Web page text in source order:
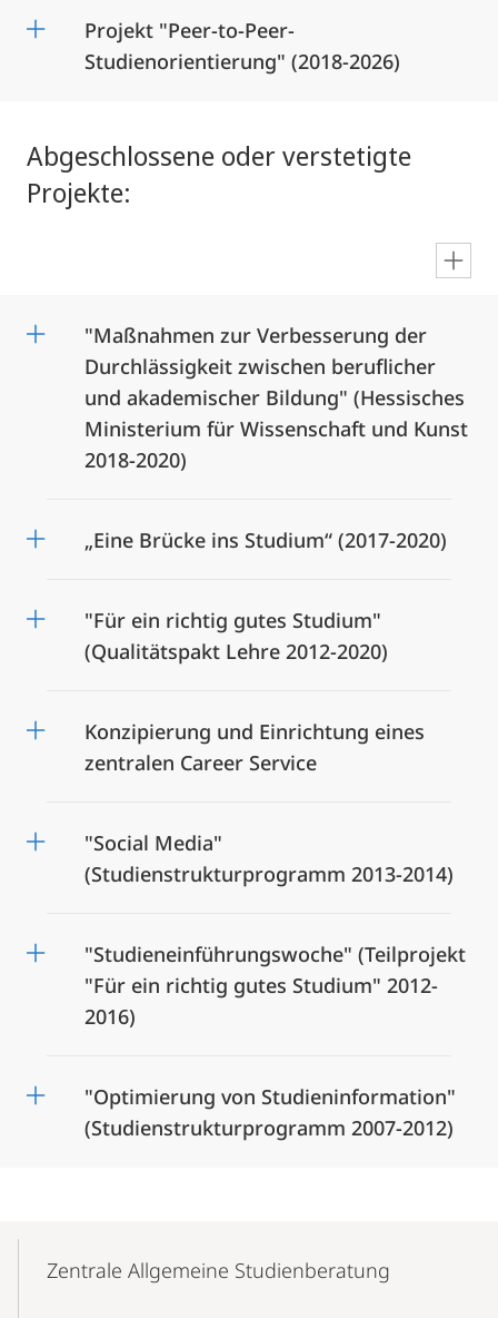
Projekt "Peer-to-Peer-
Studienorientierung" (2018-2026)
Abgeschlossene oder verstetigte
Projekte:
"Maßnahmen zur Verbesserung der
Durchlässigkeit zwischen beruflicher
und akademischer Bildung" (Hessisches
Ministerium für Wissenschaft und Kunst
2018-2020)
„Eine Brücke ins Studium“ (2017-2020)
"Für ein richtig gutes Studium"
(Qualitätspakt Lehre 2012-2020)
Konzipierung und Einrichtung eines
zentralen Career Service
"Social Media"
(Studienstrukturprogramm 2013-2014)
"Studieneinführungswoche" (Teilprojekt
"Für ein richtig gutes Studium" 2012-
2016)
"Optimierung von Studieninformation"
(Studienstrukturprogramm 2007-2012)
NavigationZentrale Allgemeine Studienberatung